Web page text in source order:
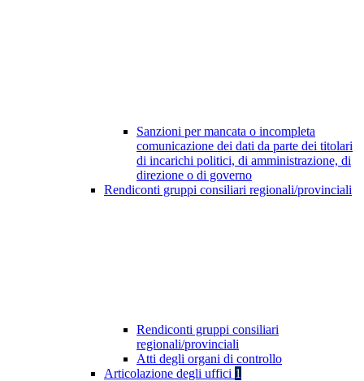
Sanzioni per mancata o incompleta
comunicazione dei dati da parte dei titolari
di incarichi politici, di amministrazione, di
direzione o di governo
Rendiconti gruppi consiliari regionali/provinciali
Rendiconti gruppi consiliari
regionali/provinciali
Atti degli organi di controllo
Articolazione degli uffici 1